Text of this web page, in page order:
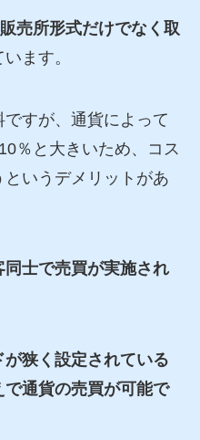
売所形式だけでなく取
ます。
すが、通貨によって
％と大きいため、コス
というデメリットがあ
士で売買が実施され
狭く設定されている
通貨の売買が可能で